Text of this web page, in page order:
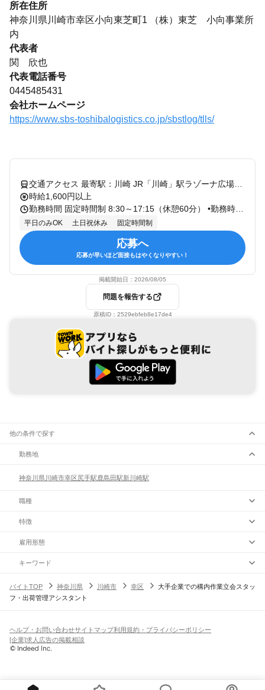
所在住所
神奈川県川崎市幸区小向東芝町1 （株）東芝 小向事業所
内
代表者
関 欣也
代表電話番号
0445485431
会社ホームページ
https://www.sbs-toshibalogistics.co.jp/sbstlog/tlls/
時給1,600円以上
平日のみOK 土日祝休み 固定時間制
応募へ
応募が早いほど面接もはやくなりやすい！
掲載開始日： 2026/08/05
問題を報告する
原稿ID： 2529ebfeb8e17de4
他の条件で探す
勤務地
神奈川県 川崎市幸区尻手駅鹿島田駅新川崎駅
職種
特徴
雇用形態
キーワード
バイトTOP 神奈川県 川崎市 幸区
大手企業での構内作業立会スタッ
フ・出荷管理アシスタント
ヘルプ・お問い合わせサイトマップ利用規約・プライバシーポリシー
[企業]求人広告の掲載相談